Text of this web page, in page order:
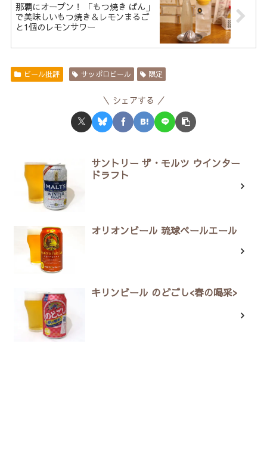
那覇にオープン！ 「もつ焼き ばん」
で美味しいもつ焼き＆レモンまるご
と1個のレモンサワー
ビール批評 サッポロビール 限定
シェアする
サントリー ザ・モルツ ウインター
ドラフト
オリオンビール 琉球ペールエール
キリンビール のどごし<春の喝采>